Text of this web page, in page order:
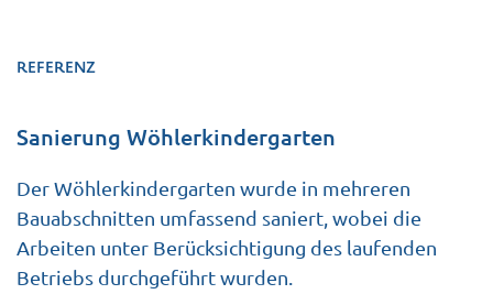
REFERENZ
Sanierung Wöhlerkindergarten
Der Wöhlerkindergarten wurde in mehreren
Bauabschnitten umfassend saniert, wobei die
Arbeiten unter Berücksichtigung des laufenden
Betriebs durchgeführt wurden.